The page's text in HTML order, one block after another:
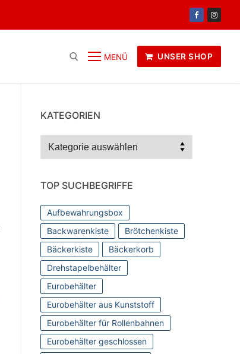
MENÜ UNSER SHOP
KATEGORIEN
Kategorien
TOP SUCHBEGRIFFE
Aufbewahrungsbox
Backwarenkiste
Brötchenkiste
Bäckerkiste
Bäckerkorb
Drehstapelbehälter
Eurobehälter
Eurobehälter aus Kunststoff
Eurobehälter für Rollenbahnen
Eurobehälter geschlossen